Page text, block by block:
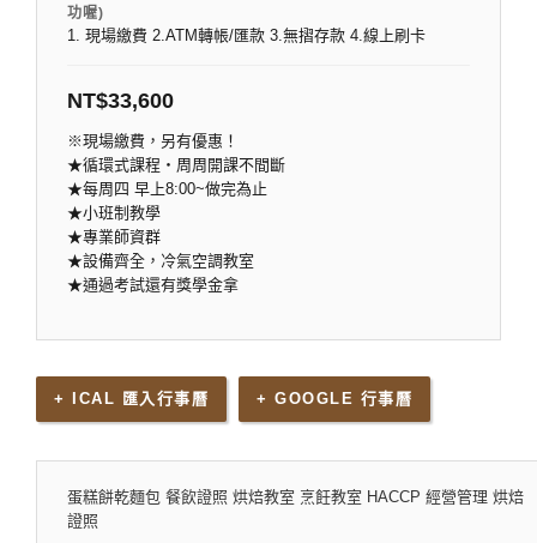
功喔)
1. 現場繳費 2.ATM轉帳/匯款 3.無摺存款 4.線上刷卡
NT$33,600
※現場繳費，另有優惠！
★循環式課程‧周周開課不間斷
★每周四 早上8:00~做完為止
★小班制教學
★專業師資群
★設備齊全，冷氣空調教室
★通過考試還有獎學金拿
+ ICAL 匯入行事曆 + GOOGLE 行事曆
蛋糕餅乾麵包 餐飲證照 烘焙教室 烹飪教室 HACCP 經營管理 烘焙
證照